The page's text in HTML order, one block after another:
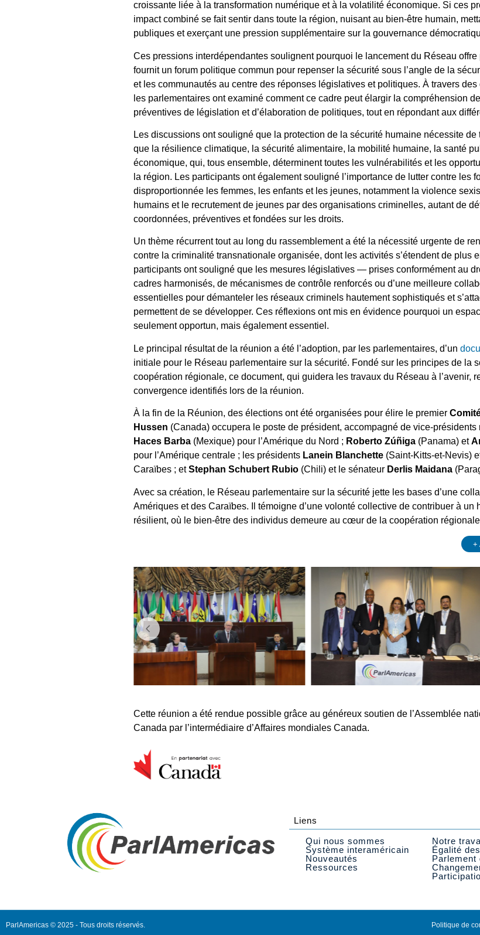
croissante liée à la transformation numérique et à la volatilité économique. Si ces
impact combiné se fait sentir dans toute la région, nuisant au bien-être humain,
publiques et exerçant une pression supplémentaire sur la gouvernance
Ces pressions interdépendantes soulignent pourquoi le lancement du Réseau offre
fournit un forum politique commun pour repenser la sécurité sous l’angle de la
et les communautés au centre des réponses législatives et politiques. À travers
les parlementaires ont examiné comment ce cadre peut élargir la compréhension
préventives de législation et d’élaboration de politiques, tout en répondant aux
Les discussions ont souligné que la protection de la sécurité humaine nécessite
que la résilience climatique, la sécurité alimentaire, la mobilité humaine, la santé
économique, qui, tous ensemble, déterminent toutes les vulnérabilités et les
la région. Les participants ont également souligné l’importance de lutter contre les
disproportionnée les femmes, les enfants et les jeunes, notamment la violence
humains et le recrutement de jeunes par des organisations criminelles, autant de
coordonnées, préventives et fondées sur les droits.
Un thème récurrent tout au long du rassemblement a été la nécessité urgente de
contre la criminalité transnationale organisée, dont les activités s’étendent de plus
participants ont souligné que les mesures législatives — prises conformément au
cadres harmonisés, de mécanismes de contrôle renforcés ou d’une meilleure
essentielles pour démanteler les réseaux criminels hautement sophistiqués et
permettent de se développer. Ces réflexions ont mis en évidence pourquoi un
seulement opportun, mais également essentiel.
Le principal résultat de la réunion a été l’adoption, par les parlementaires, d’un
initiale pour le Réseau parlementaire sur la sécurité. Fondé sur les principes de la
coopération régionale, ce document, qui guidera les travaux du Réseau à l’avenir,
convergence identifiés lors de la réunion.
À la fin de la Réunion, des élections ont été organisées pour élire le premier
Hussen (Canada) occupera le poste de président, accompagné de vice-
Haces Barba (Mexique) pour l’Amérique du Nord ; Roberto Zúñiga (Panama) et
pour l’Amérique centrale ; les présidents Lanein Blanchette (Saint-Kitts-et-Nevis)
Caraïbes ; etStephan Schubert Rubio (Chili) et le sénateur Derlis Maidana
Avec sa création, le Réseau parlementaire sur la sécurité jette les bases d’une
Amériques et des Caraïbes. Il témoigne d’une volonté collective de contribuer à
résilient, où le bien-être des individus demeure au cœur de la coopération
+
Cette réunion a été rendue possible grâce au généreux soutien de l’Assemblée
Canada par l’intermédiaire d’Affaires mondiales Canada.
Liens
Qui nous sommes
Système interaméricain
Nouveautés
Ressources
Notre
Égalité
Parlement
ParlAmericas © 2025 - Tous droits réservés. Politique de